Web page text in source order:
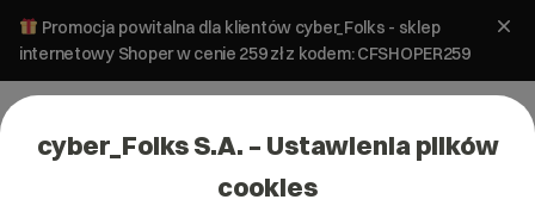
Promocja powitalna dla klientów cyber_Folks - sklep
internetowy Shoper w cenie 259 zł z kodem: CFSHOPER259
cyber_Folks S.A. – Ustawienia plików
cookies